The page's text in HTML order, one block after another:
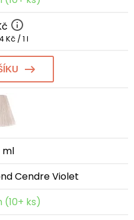
Kč / 1 l
ml
Cendre Violet
(10+ ks)